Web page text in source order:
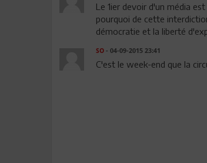
Le 1ier devoir d'un média
pourquoi de cette
démocratie et la liberté
SO- 04-09-2015 23:41
C'est le week-end que la